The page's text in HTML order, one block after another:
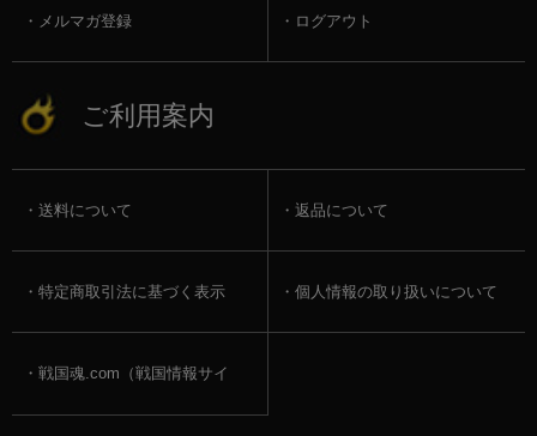
メルマガ登録 ログアウト
ご利用案内
送料について 返品について
特定商取引法に基づく表示 個人情報の取り扱いについて
戦国魂.com（戦国情報サイ